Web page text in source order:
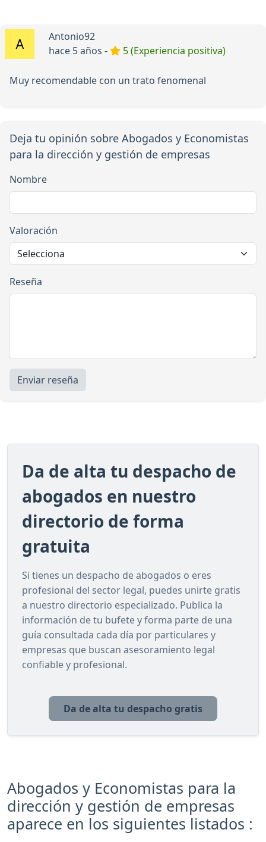
Antonio92
hace 5 años -
5 (Experiencia positiva)
Muy recomendable con un trato fenomenal
Deja tu opinión sobre Abogados y Economistas
para la dirección y gestión de empresas
Nombre
Valoración
Reseña
Enviar reseña
Da de alta tu despacho de
abogados en nuestro
directorio de forma
gratuita
Si tienes un despacho de abogados o eres
profesional del sector legal, puedes unirte gratis
a nuestro directorio especializado. Publica la
información de tu bufete y forma parte de una
guía consultada cada día por particulares y
empresas que buscan asesoramiento legal
confiable y profesional.
Da de alta tu despacho gratis
Abogados y Economistas para la
dirección y gestión de empresas
aparece en los siguientes listados :